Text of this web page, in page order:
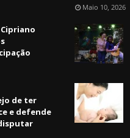
de ter
e defende
Maio 10, 2026